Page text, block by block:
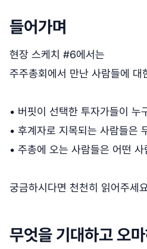
들어가며
현장 스케치 #6에서는
주주총회에서 만난 사람들에 대
• 버핏이 선택한 투자가들이 누
• 후계자로 지목되는 사람들은
• 주총에 오는 사람들은 어떤 사
궁금하시다면 천천히 읽어주세
무엇을 기대하고 오